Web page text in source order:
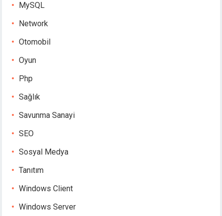
MySQL
Network
Otomobil
Oyun
Php
Sağlık
Savunma Sanayi
SEO
Sosyal Medya
Tanıtım
Windows Client
Windows Server